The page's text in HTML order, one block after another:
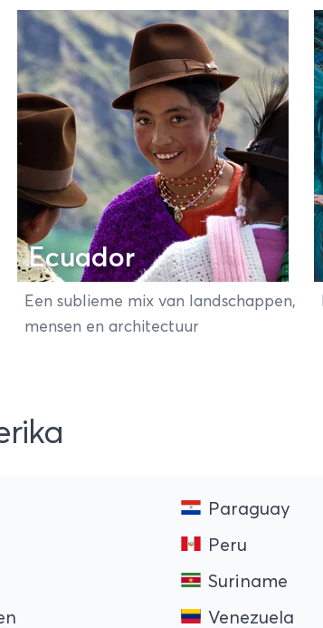
in Peru, doe een trekking het
Galapagos eilanden. Op
zit je goed. Bekijk hier
rondreis Zuid-Amerika!
Ecuador
Een sublieme mix van landschappen,
mensen en architectuur
Paraguay
Peru
Suriname
Venezuela